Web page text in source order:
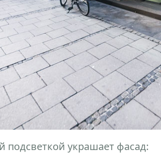
подсветкой украшает фасад: